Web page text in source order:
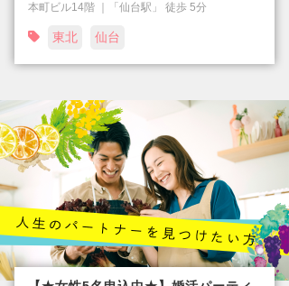
本町ビル14階 ｜「仙台駅」 徒歩 5分
東北 仙台